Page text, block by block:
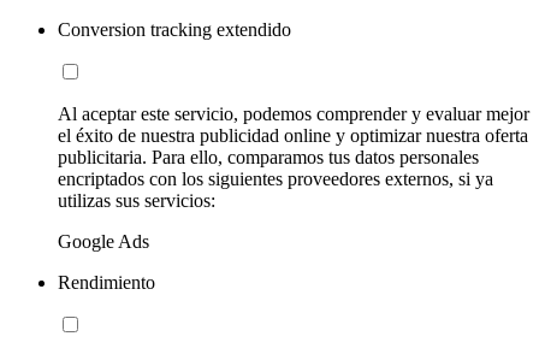
Conversion tracking extendido
Al aceptar este servicio, podemos comprender y evaluar mejor
el éxito de nuestra publicidad online y optimizar nuestra oferta
publicitaria. Para ello, comparamos tus datos personales
encriptados con los siguientes proveedores externos, si ya
utilizas sus servicios:
Google Ads
Rendimiento